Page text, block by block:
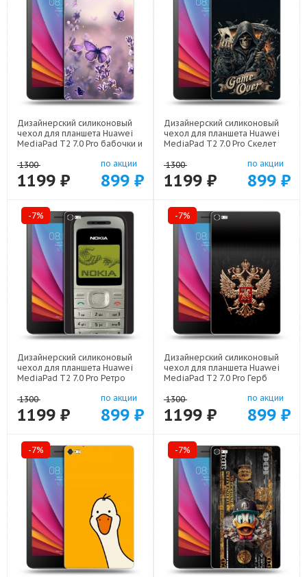
Дизайнерский силиконовый
чехол для планшета Huawei
MediaPad T2 7.0 Pro бабочки и
1300
1199 ₽
по акции
899 ₽
Дизайнерский силиконовый
чехол для планшета Huawei
MediaPad T2 7.0 Pro Скелет
1300
1199 ₽
по акции
899 ₽
-7%
Дизайнерский силиконовый
чехол для планшета Huawei
MediaPad T2 7.0 Pro Ретро
1300
1199 ₽
по акции
899 ₽
-7%
Дизайнерский силиконовый
чехол для планшета Huawei
MediaPad T2 7.0 Pro Герб
1300
1199 ₽
по акции
899 ₽
-7% -7%